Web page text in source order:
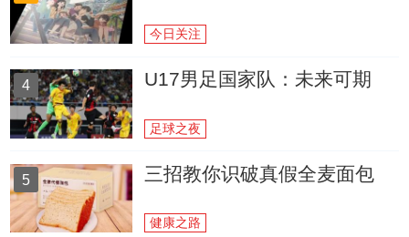
今日关注
4 U17男足国家队：未来可期
足球之夜
5 三招教你识破真假全麦面包
健康之路